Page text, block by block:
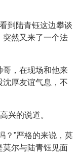
到陆青钰这边攀谈
突然又来了一个法
哥，在现场和他来
沈厚友谊气息，不
兴的说道。
？”严格的来说，莫
莫尔与陆青钰见面